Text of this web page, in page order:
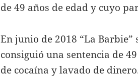
de 49 años de edad y cuyo
En junio de 2018 “La
consiguió una sentencia de
de cocaína y lavado de